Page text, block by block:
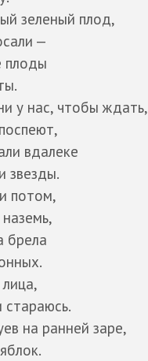
зеленый плод,
—
плоды
у нас, чтобы ждать,
вдалеке
звезды.
потом,
брела
стараюсь.
на ранней заре,